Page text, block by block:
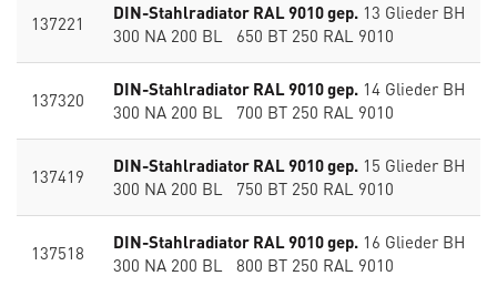
137221 DIN-Stahlradiator RAL 9010 gep. 13 Glieder BH
300 NA 200 BL 650 BT 250 RAL 9010
137320 DIN-Stahlradiator RAL 9010 gep. 14 Glieder BH
300 NA 200 BL 700 BT 250 RAL 9010
137419 DIN-Stahlradiator RAL 9010 gep. 15 Glieder BH
300 NA 200 BL 750 BT 250 RAL 9010
137518 DIN-Stahlradiator RAL 9010 gep. 16 Glieder BH
300 NA 200 BL 800 BT 250 RAL 9010